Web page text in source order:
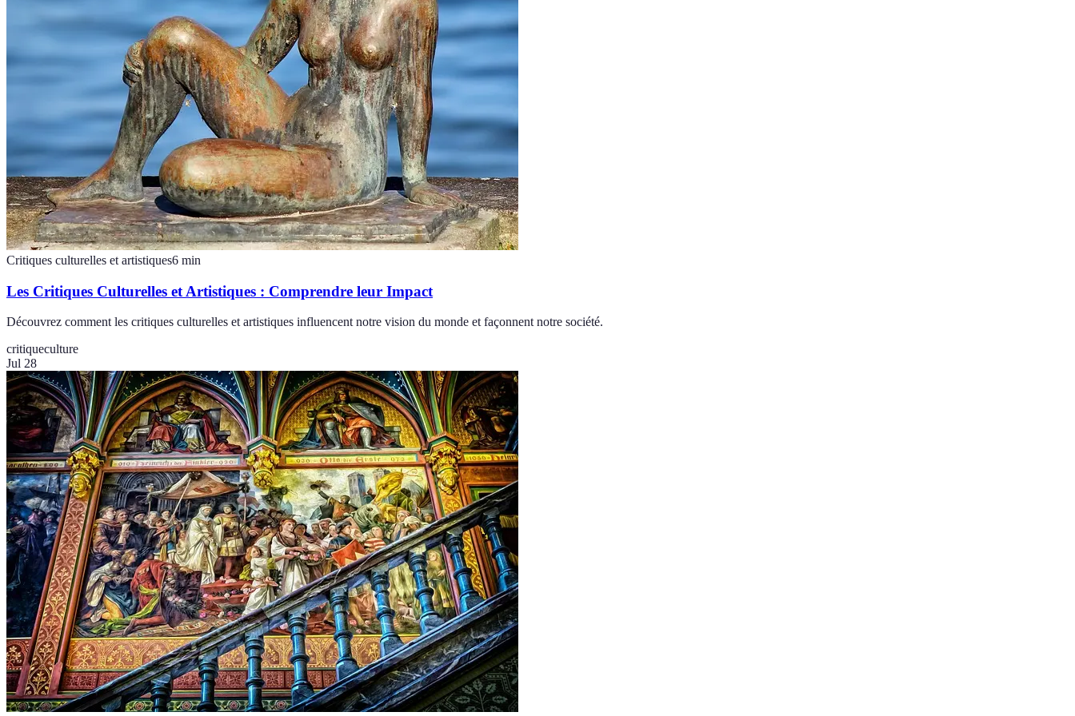
Critiques culturelles et artistiques6 min
Les Critiques Culturelles et Artistiques : Comprendre leur Impact
Découvrez comment les critiques culturelles et artistiques influencent notre vision du monde et façonnent notre société.
critiqueculture
Jul 28